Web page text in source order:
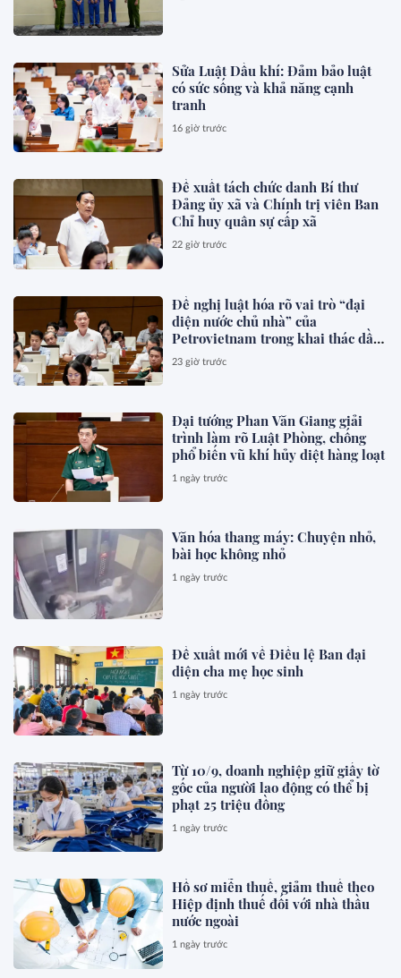
Sửa Luật Dầu khí: Đảm bảo luật
có sức sống và khả năng cạnh
tranh
16 giờ trước
Đề xuất tách chức danh Bí thư
Đảng ủy xã và Chính trị viên Ban
Chỉ huy quân sự cấp xã
22 giờ trước
Đề nghị luật hóa rõ vai trò “đại
diện nước chủ nhà” của
Petrovietnam trong khai thác dầu
khí
23 giờ trước
Đại tướng Phan Văn Giang giải
trình làm rõ Luật Phòng, chống
phổ biến vũ khí hủy diệt hàng loạt
1 ngày trước
Văn hóa thang máy: Chuyện nhỏ,
bài học không nhỏ
1 ngày trước
Đề xuất mới về Điều lệ Ban đại
diện cha mẹ học sinh
1 ngày trước
Từ 10/9, doanh nghiệp giữ giấy tờ
gốc của người lao động có thể bị
phạt 25 triệu đồng
1 ngày trước
Hồ sơ miễn thuế, giảm thuế theo
Hiệp định thuế đối với nhà thầu
nước ngoài
1 ngày trước